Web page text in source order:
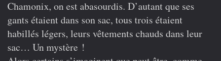
Chamonix, on est abasourdis. D’autant que ses
gants étaient dans son sac, tous trois étaient
habillés légers, leurs vêtements chauds dans leur
sac… Un mystère !